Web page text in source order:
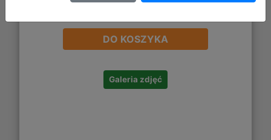
DO KOSZYKA
Galeria zdjęć